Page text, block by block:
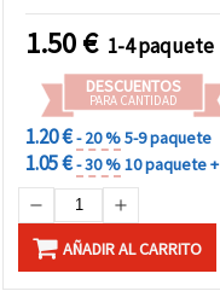
y manualidades DIY
1.50€ 1-4 paquete
DESCUENTOS
PARA CANTIDAD
1.20 €- 20 %5-9 paquete
1.05 €- 30 %10 paquete +
AÑADIR AL CARRITO